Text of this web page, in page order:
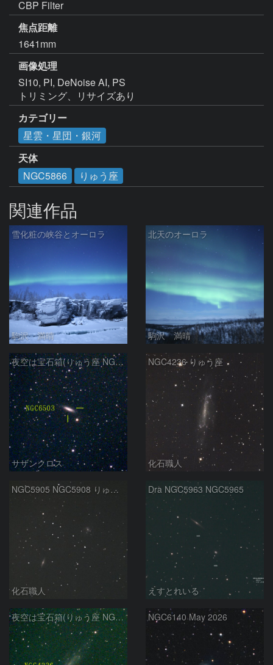
焦点距離
1641mm
画像処理
SI10, PI, DeNoise AI, PS
トリミング、リサイズあり
カテゴリー
星雲・星団・銀河
天体
NGC5866
りゅう座
関連作品
雪化粧の峡谷とオーロラ
駒沢 満晴
北天のオーロラ
駒沢 満晴
夜空は宝石箱(りゅう座 NGC6503) Seestar50
サザンクロス
NGC4236 りゅう座
化石職人
NGC5905 NGC5908 りゅう座
化石職人
Dra NGC5963 NGC5965
えすとれいる
夜空は宝石箱(りゅう座 NGC4236) Seestar50 NGC6140 May 2026